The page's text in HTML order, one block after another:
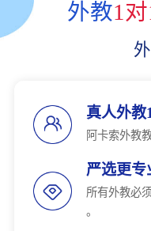
外教1
真人外教
阿卡索外教
严选更专
所有外教必
。